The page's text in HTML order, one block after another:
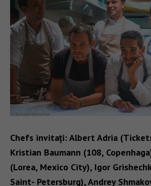
Chefs invitați: Albert Adria
Kristian Baumann (108,
(Lorea, Mexico City), Igor
Saint- Petersburg), Andrey